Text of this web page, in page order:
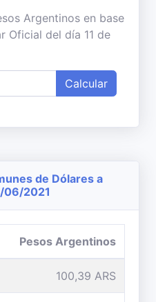
Argentinos en base
Oficial del día 11 de
Calcular
de Dólares a
06/2021
Pesos Argentinos
100,39 ARS